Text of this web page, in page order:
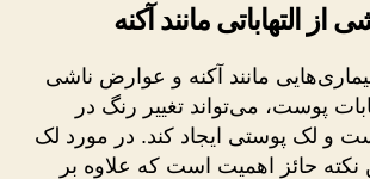
التهاباتی مانند آکنه
مانند آکنه و عوارض ناشی
پوست، می‌تواند تغییر رنگ در
و لک پوستی ایجاد کند. در مورد لک
نکته حائز اهمیت است که علاوه بر